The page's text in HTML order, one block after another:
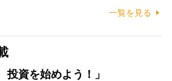
一覧を見る
投資を始めよう！」